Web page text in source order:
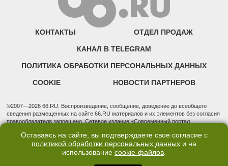
КОНТАКТЫ ОТДЕЛ ПРОДАЖ
КАНАЛ В TELEGRAM
ПОЛИТИКА ОБРАБОТКИ ПЕРСОНАЛЬНЫХ ДАННЫХ
COOKIE НОВОСТИ ПАРТНЕРОВ
©2007—2026 66.RU. Воспроизведение, сообщение, доведение до всеобщего
сведения размещенных на сайте 66.RU материалов и их элементов без согласия
правообладателя запрещено. Сетевое издание «Современный портал
надзору в сфере связи, информационных технологий и массовых коммуникаций
(Роскомнадзор). Регистрационный номер ЭЛ № ФС 77 - 76634 от 02.09.2019
Учредитель: Общество с ограниченной ответственностью "66.ру". Юридический
Оставаясь на сайте, вы подтверждаете свое согласие с
политикой обработки персональных данных и на
использование cookie-файлов.